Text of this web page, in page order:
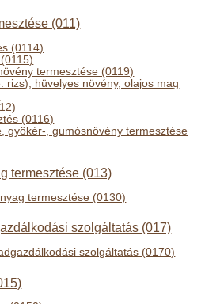
(011)
(0114)
termesztése (0119)
rizs), hüvelyes növény, olajos mag
(0116)
gyökér-, gumósnövény termesztése
termesztése (013)
termesztése (0130)
szolgáltatás (017)
szolgáltatás (0170)